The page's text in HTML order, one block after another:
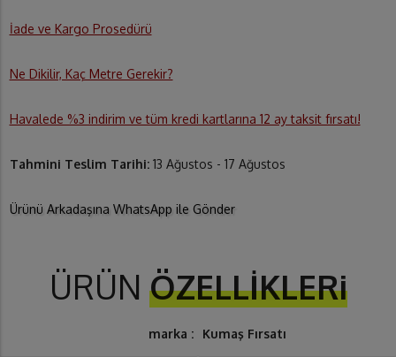
İade ve Kargo Prosedürü
Ne Dikilir, Kaç Metre Gerekir?
Havalede %3 indirim ve tüm kredi kartlarına 12 ay taksit fırsatı!
Tahmini Teslim Tarihi: 13 Ağustos - 17 Ağustos
Ürünü Arkadaşına WhatsApp ile Gönder
ÜRÜN ÖZELLİKLERi
marka : Kumaş Fırsatı